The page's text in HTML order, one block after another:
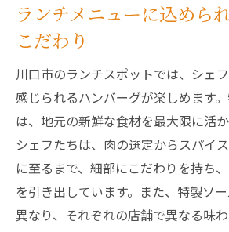
ハンバーグランチの満足度
絶品ハンバーグの選び方
ランチで訪れるべきおすす
ハンバーグランチを最大限
ック
川口市のランチで特別な時
地域密着型のハンバーグ店
川口市内でランチにぴったりの
徹底紹介
ランチメニューに込めら
こだわり
川口市のランチスポットでは、シェ
感じられるハンバーグが楽しめます
は、地元の新鮮な食材を最大限に活か
シェフたちは、肉の選定からスパイ
に至るまで、細部にこだわりを持ち
を引き出しています。また、特製ソ
異なり、それぞれの店舗で異なる味